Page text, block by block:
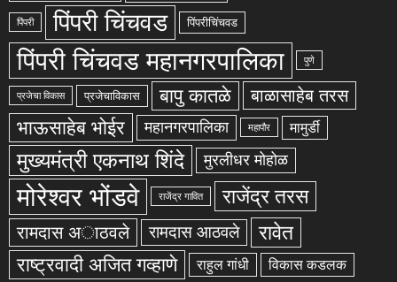
पिंपरी पिंपरी चिंचवड पिंपरीचिंचवड
पिंपरी चिंचवड महानगरपालिका पुणे
प्रजेचा विकास प्रजेचाविकास बापु कातळे बाळासाहेब तरस
भाऊसाहेब भोईर महानगरपालिका महापौर मामुर्डी
मुख्यमंत्री एकनाथ शिंदे मुरलीधर मोहोळ
मोरेश्वर भोंडवे राजेंद्र गावित राजेंद्र तरस
रामदास अाठवले रामदास आठवले रावेत
राष्ट्रवादी अजित गव्हाणे राहुल गांधी विकास कडलक